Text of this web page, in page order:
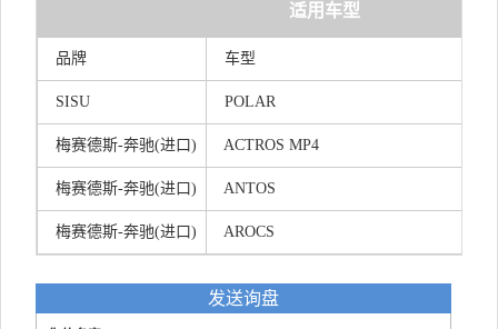
适用车型
品牌 车型
SISU POLAR
梅赛德斯-奔驰(进口) ACTROS MP4
梅赛德斯-奔驰(进口) ANTOS
梅赛德斯-奔驰(进口) AROCS
发送询盘